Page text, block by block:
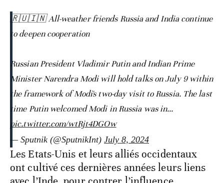
🇷🇺🇮🇳 All-weather friends Russia and India continue
to deepen cooperation
Russian President Vladimir Putin and Indian Prime
Minister Narendra Modi will hold talks on July 9 within
the framework of Modi's two-day visit to Russia. The last
time Putin welcomed Modi in Russia was in…
pic.twitter.com/wtRjt4DGOw
— Sputnik (@SputnikInt) July 8, 2024
Les Etats-Unis et leurs alliés occidentaux
ont cultivé ces dernières années leurs liens